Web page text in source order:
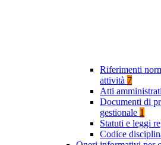
Riferimenti
attività 7
Atti
Documenti di
gestionale 1
Statuti e leggi
Codice